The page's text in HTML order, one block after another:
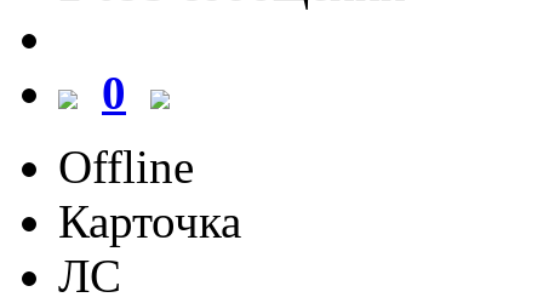
0
Offline
Карточка
ЛС